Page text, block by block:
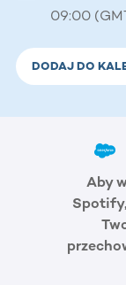
09:00
DODAJ DO
Aby